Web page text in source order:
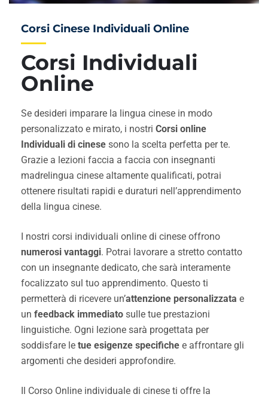
Corsi Individuali
Online
Corsi Cinese Individuali Online
Se desideri imparare la lingua cinese in modo
personalizzato e mirato, i nostri Corsi online
Individuali di cinese sono la scelta perfetta per te.
Grazie a lezioni faccia a faccia con insegnanti
madrelingua cinese altamente qualificati, potrai
ottenere risultati rapidi e duraturi nell’apprendimento
della lingua cinese.
I nostri corsi individuali online di cinese offrono
numerosi vantaggi. Potrai lavorare a stretto contatto
con un insegnante dedicato, che sarà interamente
focalizzato sul tuo apprendimento. Questo ti
permetterà di ricevere un’attenzione personalizzata e
un feedback immediato sulle tue prestazioni
linguistiche. Ogni lezione sarà progettata per
soddisfare le tue esigenze specifiche e affrontare gli
argomenti che desideri approfondire.
Il Corso Online individuale di cinese ti offre la